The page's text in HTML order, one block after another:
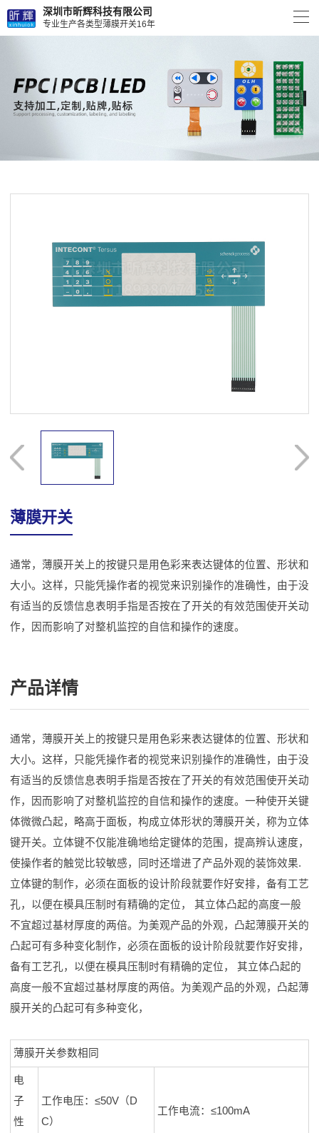
深圳市昕辉科技有限公司
专业生产各类型薄膜开关16年
薄膜开关
通常，薄膜开关上的按键只是用色彩来表达键体的位置、形状和
大小。这样，只能凭操作者的视觉来识别操作的准确性，由于没
有适当的反馈信息表明手指是否按在了开关的有效范围使开关动
作，因而影响了对整机监控的自信和操作的速度。
产品详情
通常，薄膜开关上的按键只是用色彩来表达键体的位置、形状和
大小。这样，只能凭操作者的视觉来识别操作的准确性，由于没
有适当的反馈信息表明手指是否按在了开关的有效范围使开关动
作，因而影响了对整机监控的自信和操作的速度。一种使开关键
体微微凸起，略高于面板，构成立体形状的薄膜开关，称为立体
键开关。立体键不仅能准确地给定键体的范围，提高辨认速度，
使操作者的触觉比较敏感，同时还增进了产品外观的装饰效果.
立体键的制作，必须在面板的设计阶段就要作好安排，备有工艺
孔，以便在模具压制时有精确的定位， 其立体凸起的高度一般
不宜超过基材厚度的两倍。为美观产品的外观，凸起薄膜开关的
凸起可有多种变化制作，必须在面板的设计阶段就要作好安排，
备有工艺孔，以便在模具压制时有精确的定位， 其立体凸起的
高度一般不宜超过基材厚度的两倍。为美观产品的外观，凸起薄
膜开关的凸起可有多种变化，
薄膜开关参数相同
电
子
性
工作电压：≤50V（D
C）
工作电流：≤100mA